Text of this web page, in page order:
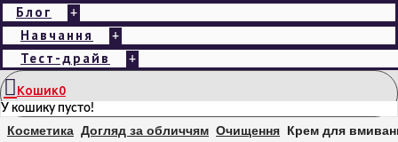
Блог +
Навчання +
Тест-драйв +
Кошик0
У кошику пусто!
Косметика Догляд за обличчям Очищення Крем для